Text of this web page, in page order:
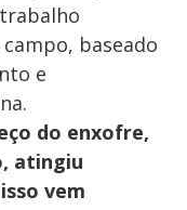
baseado
e
do enxofre,
atingiu
vem